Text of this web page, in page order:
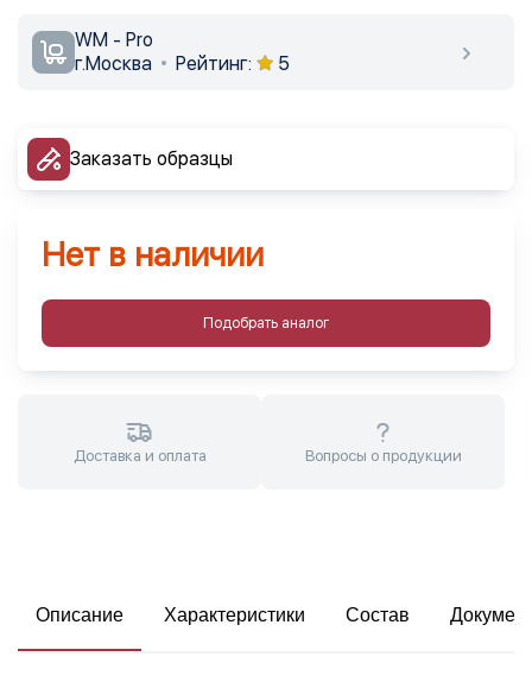
WM - Pro
г.Москва
Рейтинг: 5
Заказать образцы
Нет в наличии
Подобрать аналог
Доставка и оплата Вопросы о продукции
Описание Характеристики Состав